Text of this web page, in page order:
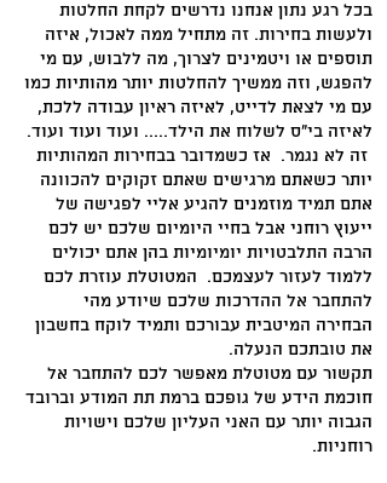
בכל רגע נתון אנחנו נדרשים לקחת החלטות
ולעשות בחירות. זה מתחיל ממה לאכול, איזה
תוספים או ויטמינים לצרוך, מה ללבוש, עם מי
להפגש, וזה ממשיך להחלטות יותר מהותיות כמו
עם מי לצאת לדייט, לאיזה ראיון עבודה ללכת,
לאיזה בי"ס לשלוח את הילד..... ועוד ועוד ועוד.
זה לא נגמר. אז כשמדובר בבחירות המהותיות
יותר כשאתם מרגישים שאתם זקוקים להכוונה
אתם תמיד מוזמנים להגיע אליי לפגישה של
ייעוץ רוחני אבל בחיי היומיום שלכם יש לכם
הרבה התלבטויות יומיומיות בהן אתם יכולים
ללמוד לעזור לעצמכם. המטוטלת עוזרת לכם
להתחבר אל ההדרכות שלכם שיודע מהי
הבחירה המיטבית עבורכם ותמיד לוקח בחשבון
את טובתכם הנעלה.
תקשור עם מטוטלת מאפשר לכם להתחבר אל
חוכמת הידע של גופכם ברמת תת המודע וברובד
הגבוה יותר עם האני העליון שלכם וישויות
רוחניות.